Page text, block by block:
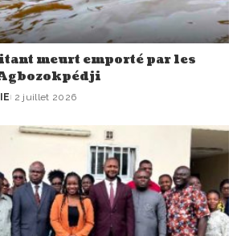
meurt emporté par les
2 juillet 2026